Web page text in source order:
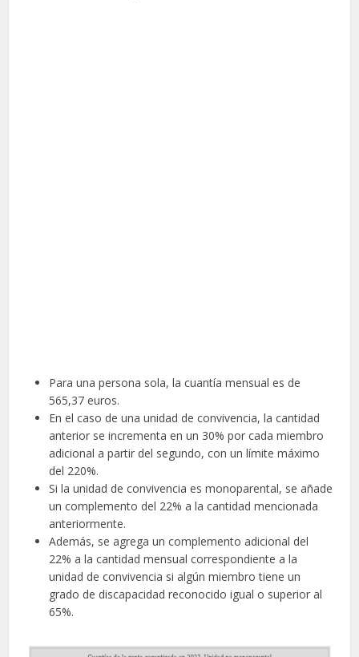
Para una persona sola, la cuantía mensual es de
565,37 euros.
En el caso de una unidad de convivencia, la cantidad
anterior se incrementa en un 30% por cada miembro
adicional a partir del segundo, con un límite máximo
del 220%.
Si la unidad de convivencia es monoparental, se añade
un complemento del 22% a la cantidad mencionada
anteriormente.
Además, se agrega un complemento adicional del
22% a la cantidad mensual correspondiente a la
unidad de convivencia si algún miembro tiene un
grado de discapacidad reconocido igual o superior al
65%.